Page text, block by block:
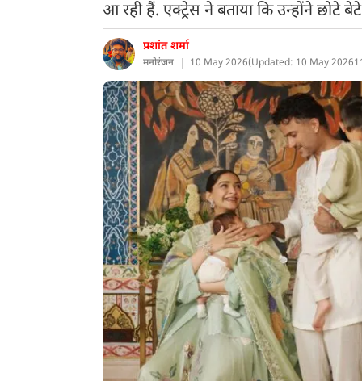
आ रही हैं. एक्ट्रेस ने बताया कि उन्होंने छोटे
प्रशांत शर्मा
मनोरंजन 10 May 2026(Updated: 10 May 2026